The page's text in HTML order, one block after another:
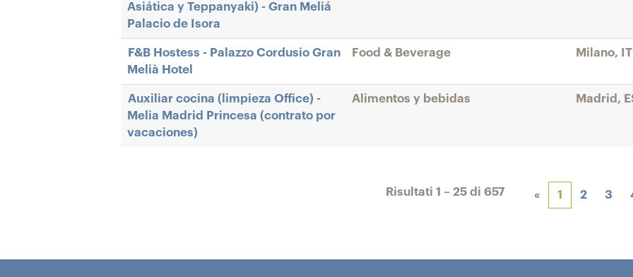
Asiática y Teppanyaki) - Gran Meliá
Palacio de Isora
F&B Hostess - Palazzo Cordusio Gran
Melià Hotel
Food & Beverage Milano, IT
Auxiliar cocina (limpieza Office) -
Melia Madrid Princesa (contrato por
vacaciones)
Alimentos y bebidas Madrid,
Risultati 1 – 25 di 657 « 1 2 3